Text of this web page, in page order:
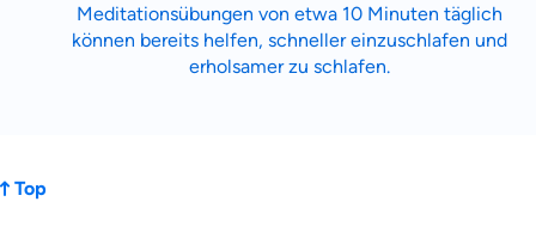
Meditationsübungen von etwa 10 Minuten täglich
können bereits helfen, schneller einzuschlafen und
erholsamer zu schlafen.
Top